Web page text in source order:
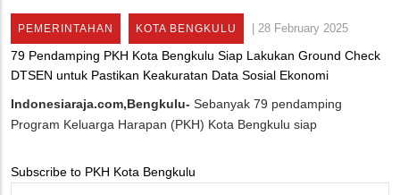
PEMERINTAHAN KOTA BENGKULU | 28 February 2025
79 Pendamping PKH Kota Bengkulu Siap Lakukan Ground Check
DTSEN untuk Pastikan Keakuratan Data Sosial Ekonomi
Indonesiaraja.com,Bengkulu- Sebanyak 79 pendamping
Program Keluarga Harapan (PKH) Kota Bengkulu siap
Subscribe to PKH Kota Bengkulu